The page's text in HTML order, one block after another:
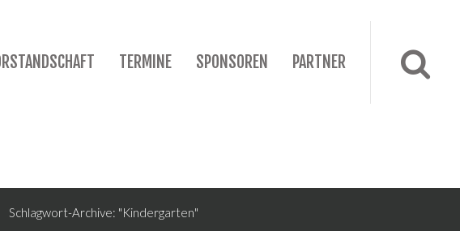
TERMINE SPONSOREN PARTNER
Schlagwort-Archive: "Kindergarten"